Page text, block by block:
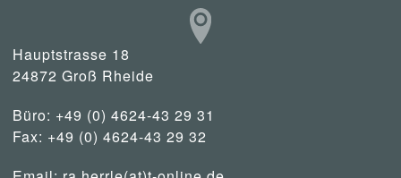
Hauptstrasse 18
24872 Groß Rheide
Büro: +49 (0) 4624-43 29 31
Fax: +49 (0) 4624-43 29 32